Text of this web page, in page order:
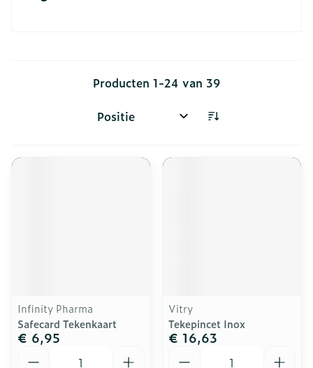
Producten 1-24 van 39
Sorteer op:
Infinity Pharma
Safecard Tekenkaart
€ 6,95
Vitry
Tekepincet Inox
€ 16,63